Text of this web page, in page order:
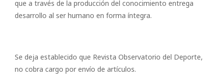
que a través de la producción del conocimiento entrega
desarrollo al ser humano en forma íntegra.
Se deja establecido que Revista Observatorio del Deporte,
no cobra cargo por envío de artículos.